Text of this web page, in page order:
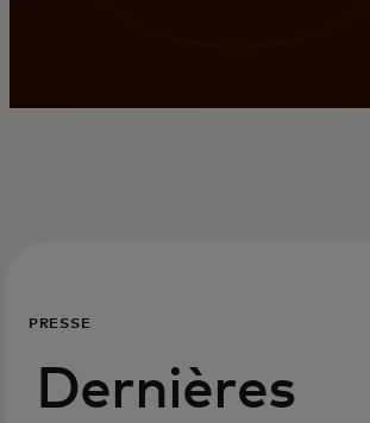
PRESSE
Dernières